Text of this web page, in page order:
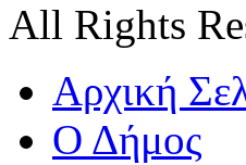
All Rights
Αρχική
Ο Δήμος